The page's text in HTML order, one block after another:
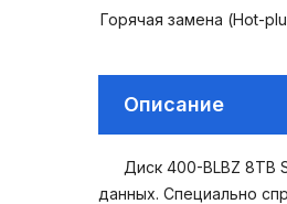
Горячая замена (Hot-
Описание
Диск 400-BLBZ 8TB
данных. Специально